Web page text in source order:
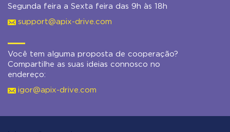
Segunda feira a Sexta feira das 9h às 18h
support@apix-drive.com
Você tem alguma proposta de cooperação?
Compartilhe as suas ideias connosco no
endereço:
igor@apix-drive.com